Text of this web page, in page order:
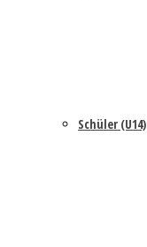
Schüler (U14)